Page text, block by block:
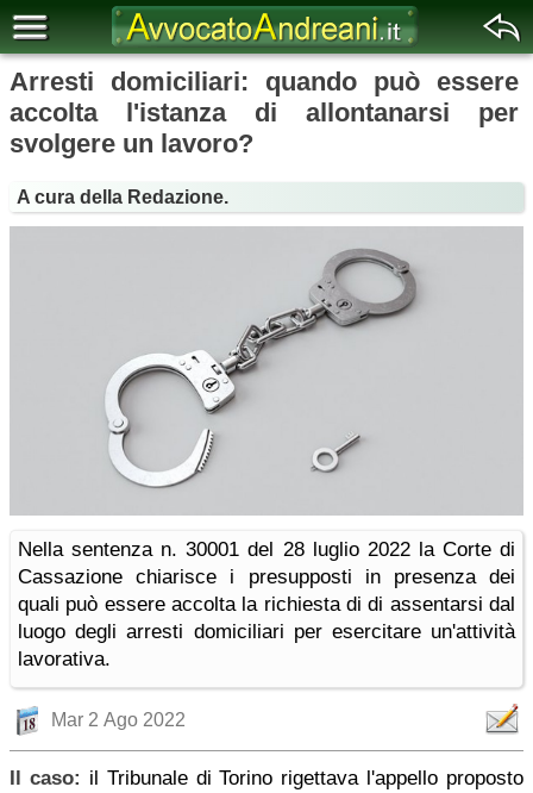
Arresti domiciliari: quando può essere
accolta l'istanza di allontanarsi per
svolgere un lavoro?
A cura della Redazione.
Nella sentenza n. 30001 del 28 luglio 2022 la Corte di
Cassazione chiarisce i presupposti in presenza dei
quali può essere accolta la richiesta di di assentarsi dal
luogo degli arresti domiciliari per esercitare un'attività
lavorativa.
Mar 2 Ago 2022
Il caso: il Tribunale di Torino rigettava l'appello proposto